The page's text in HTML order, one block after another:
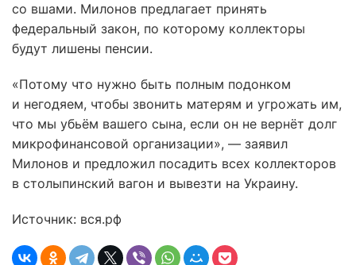
со вшами. Милонов предлагает принять
федеральный закон, по которому коллекторы
будут лишены пенсии.
«Потому что нужно быть полным подонком
и негодяем, чтобы звонить матерям и угрожать им,
что мы убьём вашего сына, если он не вернёт долг
микрофинансовой организации», — заявил
Милонов и предложил посадить всех коллекторов
в столыпинский вагон и вывезти на Украину.
Источник: вся.рф